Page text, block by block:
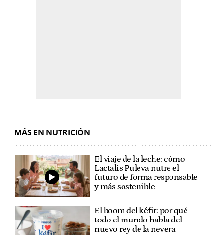
MÁS EN NUTRICIÓN
El viaje de la leche: cómo
Lactalis Puleva nutre el
futuro de forma responsable
y más sostenible
El boom del kéfir: por qué
todo el mundo habla del
nuevo rey de la nevera